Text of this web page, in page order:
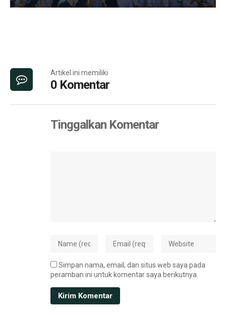
Artikel ini memiliki
0 Komentar
Tinggalkan Komentar
Simpan nama, email, dan situs web saya pada
peramban ini untuk komentar saya berikutnya.